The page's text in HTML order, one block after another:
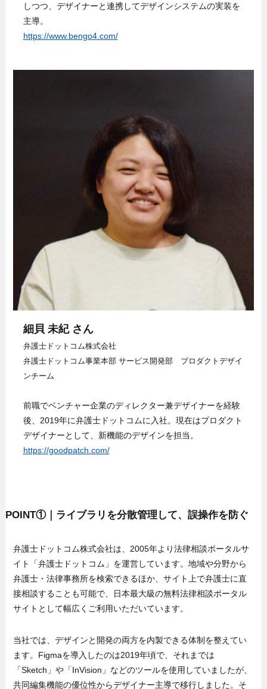
しつつ、デザイナーと連携してデザインシステムの実装を
主導。
https://www.bengo4.com/
細貝 未紀 さん
弁護士ドットコム株式会社
弁護士ドットコム事業本部 サービス開発部 プロダクトデザイ
ンチーム
前職でベンチャー企業のディレクター兼デザイナーを経験
後、2019年に弁護士ドットコムに入社。現在はプロダクト
デザイナーとして、新機能のデザインを担当。
https://goodpatch.com/
POINT①｜ライブラリを分散管理して、誤操作を防ぐ
弁護士ドットコム株式会社は、2005年より法律相談ポータルサ
イト「弁護士ドットコム」を運営しています。地域や分野から
弁護士・法律事務所を検索できるほか、サイト上で弁護士に直
接相談することも可能で、日本最大級の無料法律相談ポータル
サイトとして幅広くご利用いただいています。
当社では、デザインと開発の両方を内製できる体制を整えてい
ます。Figmaを導入したのは2019年頃で、それまでは
「Sketch」や「InVision」などのツールを使用していましたが、
共同編集機能の優位性からデザイナー主導で移行しました。そ